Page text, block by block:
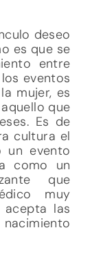
deseo
es que se
entre
eventos
mujer, es
que
Es de
cultura el
un evento
como un
que
muy
las